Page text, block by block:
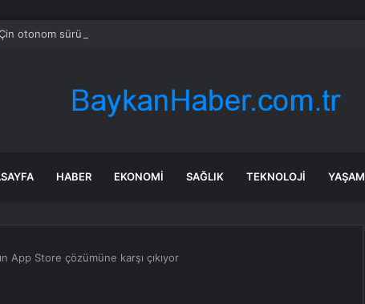
otonom sürüş için ilk ulusal standardı onayladı
HABER EKONOMI SAĞLIK TEKNOLOJI YAŞAM
App Store çözümüne karşı çıkıyor